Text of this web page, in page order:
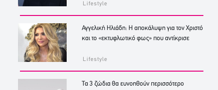
Lifestyle
Αγγελική Ηλιάδη: Η αποκάλυψη για τον Χριστό
και το «εκτυφλωτικό φως» που αντίκρισε
Lifestyle
Τα 3 ζώδια θα ευνοηθούν περισσότερο